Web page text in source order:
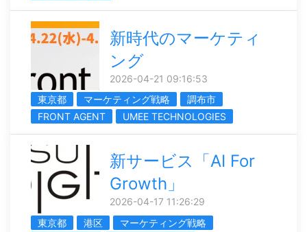
新時代のマーケティ
ング
2026-04-21 09:16:53
東京都
マーケティング戦略
調布市
FRONT AGENT
UMEE TECHNOLOGIES
新サービス「AI For
Growth」
2026-04-17 11:26:29
東京都
港区
マーケティング戦略